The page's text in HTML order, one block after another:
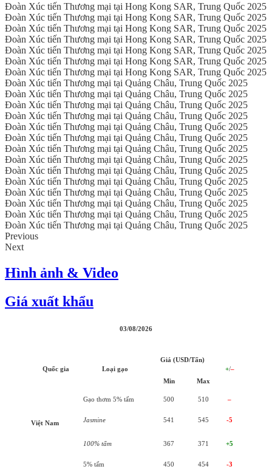
Đoàn Xúc tiến Thương mại tại Hong Kong SAR, Trung Quốc 2025
Đoàn Xúc tiến Thương mại tại Hong Kong SAR, Trung Quốc 2025
Đoàn Xúc tiến Thương mại tại Hong Kong SAR, Trung Quốc 2025
Đoàn Xúc tiến Thương mại tại Hong Kong SAR, Trung Quốc 2025
Đoàn Xúc tiến Thương mại tại Hong Kong SAR, Trung Quốc 2025
Đoàn Xúc tiến Thương mại tại Hong Kong SAR, Trung Quốc 2025
Đoàn Xúc tiến Thương mại tại Hong Kong SAR, Trung Quốc 2025
Đoàn Xúc tiến Thương mại tại Quảng Châu, Trung Quốc 2025
Đoàn Xúc tiến Thương mại tại Quảng Châu, Trung Quốc 2025
Đoàn Xúc tiến Thương mại tại Quảng Châu, Trung Quốc 2025
Đoàn Xúc tiến Thương mại tại Quảng Châu, Trung Quốc 2025
Đoàn Xúc tiến Thương mại tại Quảng Châu, Trung Quốc 2025
Đoàn Xúc tiến Thương mại tại Quảng Châu, Trung Quốc 2025
Đoàn Xúc tiến Thương mại tại Quảng Châu, Trung Quốc 2025
Đoàn Xúc tiến Thương mại tại Quảng Châu, Trung Quốc 2025
Đoàn Xúc tiến Thương mại tại Quảng Châu, Trung Quốc 2025
Đoàn Xúc tiến Thương mại tại Quảng Châu, Trung Quốc 2025
Đoàn Xúc tiến Thương mại tại Quảng Châu, Trung Quốc 2025
Đoàn Xúc tiến Thương mại tại Quảng Châu, Trung Quốc 2025
Đoàn Xúc tiến Thương mại tại Quảng Châu, Trung Quốc 2025
Đoàn Xúc tiến Thương mại tại Quảng Châu, Trung Quốc 2025
Previous
Next
Hình ảnh & Video
Giá xuất khẩu
03/08/2026
Quốc gia Loại gạo
Giá (USD/Tấn)
+/–
Min
Max
Việt Nam
Gạo thơm 5% tấm 500 510 –
Jasmine 541 545 -5
100% tấm 367 371 +5
5% tấm 450 454 -3